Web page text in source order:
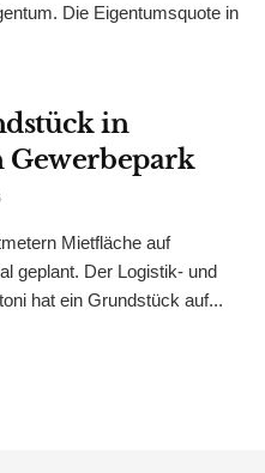
Die Eigentumsquote in
in
Gewerbepark
Mietfläche auf
geplant. Der Logistik- und
hat ein Grundstück auf...